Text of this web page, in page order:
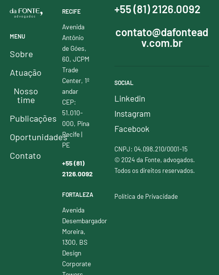
MENU
Sobre
Atuação
Nosso
time
Publicações
Oportunidades
Contato
RECIFE
Avenida
Antônio
de Góes,
60, JCPM
Trade
Center, 1º
andar
CEP:
51.010-
000, Pina
Recife |
PE
+55 (81)
2126.0092
FORTALEZA
Avenida
Desembargador
Moreira,
1300, BS
Design
Corporate
+55 (81) 2126.0092
contato@dafontead
v.com.br
SOCIAL
Linkedin
Instagram
Facebook
CNPJ: 04.098.210/0001-15
© 2024 da Fonte, advogados.
Todos os direitos reservados.
Política de Privacidade